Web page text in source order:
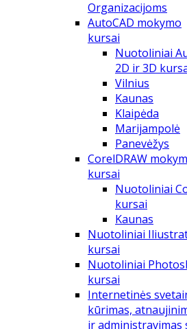
Organizacijoms
AutoCAD mokymo
kursai
Nuotoliniai
2D ir 3D
Vilnius
Kaunas
Klaipėda
Marijampolė
Panevėžys
CorelDRAW
kursai
Nuotoliniai
kursai
Kaunas
Nuotoliniai
kursai
Nuotoliniai
kursai
Internetinės
kūrimas,
ir administravimas